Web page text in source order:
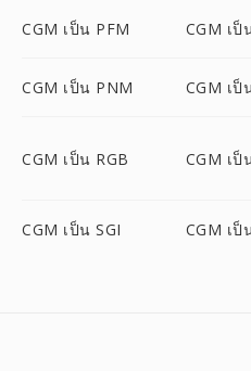
CGM เป็น PFM CGM เป็
CGM เป็น PNM CGM เป็
CGM เป็น RGB CGM เป็
CGM เป็น SGI CGM เป็